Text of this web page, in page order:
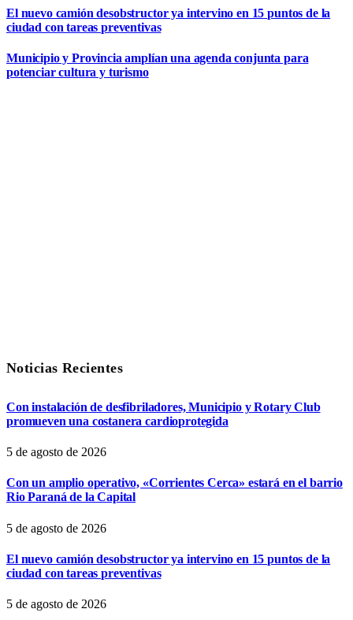
El nuevo camión desobstructor ya intervino en 15 puntos de la
ciudad con tareas preventivas
Municipio y Provincia amplían una agenda conjunta para
potenciar cultura y turismo
Noticias Recientes
Con instalación de desfibriladores, Municipio y Rotary Club
promueven una costanera cardioprotegida
5 de agosto de 2026
Con un amplio operativo, «Corrientes Cerca» estará en el barrio
Rio Paraná de la Capital
5 de agosto de 2026
El nuevo camión desobstructor ya intervino en 15 puntos de la
ciudad con tareas preventivas
5 de agosto de 2026